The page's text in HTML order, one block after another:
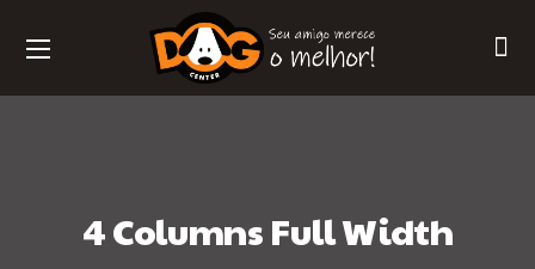
4 Columns Full Width